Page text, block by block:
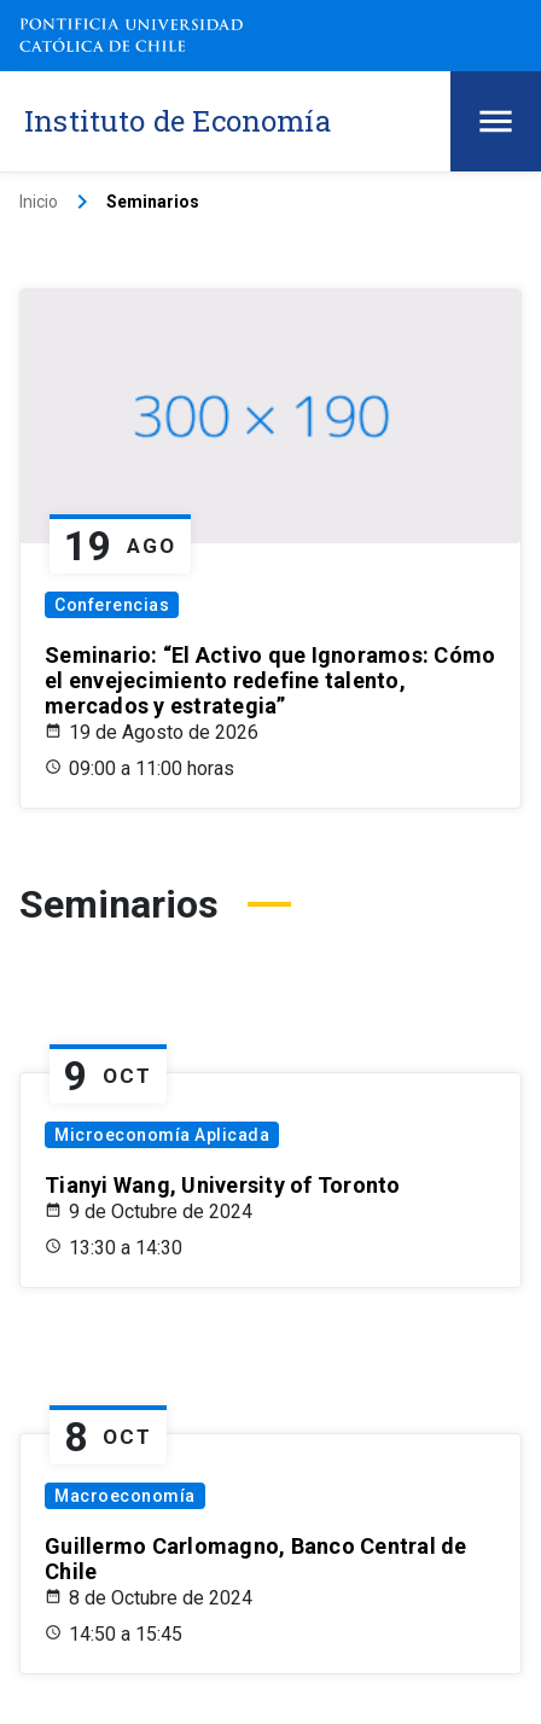
Instituto de Economía
Inicio keyboard_arrow_right Seminarios
19 AGO
Conferencias
Seminario: “El Activo que Ignoramos: Cómo
el envejecimiento redefine talento,
mercados y estrategia”
19 de Agosto de 2026
09:00 a 11:00 horas
Seminarios
9 OCT
Microeconomía Aplicada
Tianyi Wang, University of Toronto
9 de Octubre de 2024
13:30 a 14:30
8 OCT
Macroeconomía
Guillermo Carlomagno, Banco Central de
Chile
8 de Octubre de 2024
14:50 a 15:45